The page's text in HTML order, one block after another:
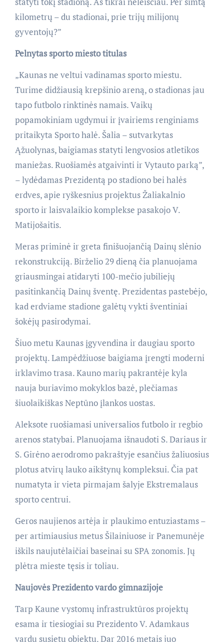
kilometrų – du stadionai, prie trijų milijonų
gyventojų?”
Pelnytas sporto miesto titulas
„Kaunas ne veltui vadinamas sporto miestu.
Turime didžiausią krepšinio areną, o stadionas jau
tapo futbolo rinktinės namais. Vaikų
popamokiniam ugdymui ir įvairiems renginiams
pritaikyta Sporto halė. Šalia – sutvarkytas
Ąžuolynas, baigiamas statyti lengvosios atletikos
maniežas. Ruošiamės atgaivinti ir Vytauto parką”,
– lydėdamas Prezidentą po stadiono bei halės
erdves, apie ryškesnius projektus Žaliakalnio
sporto ir laisvalaikio komplekse pasakojo V.
Matijošaitis.
Meras priminė ir greta finišuojančią Dainų slėnio
rekonstrukciją. Birželio 29 dieną čia planuojama
griausmingai atidaryti 100-mečio jubiliejų
pasitinkančią Dainų šventę. Prezidentas pastebėjo,
kad erdviame stadione galėtų vykti šventiniai
šokėjų pasirodymai.
Šiuo metu Kaunas įgyvendina ir daugiau sporto
projektų. Lampėdžiuose baigiama įrengti moderni
irklavimo trasa. Kauno marių pakrantėje kyla
nauja buriavimo mokyklos bazė, plečiamas
šiuolaikiškas Neptūno įlankos uostas.
Aleksote ruošiamasi universalios futbolo ir regbio
arenos statybai. Planuojama išnaudoti S. Dariaus ir
S. Girėno aerodromo pakraštyje esančius žaliuosius
plotus atvirų lauko aikštynų kompleksui. Čia pat
numatyta ir vieta pirmajam šalyje Ekstremalaus
sporto centrui.
Geros naujienos artėja ir plaukimo entuziastams –
per artimiausius metus Šilainiuose ir Panemunėje
iškils naujutėlaičiai baseinai su SPA zonomis. Jų
plėtra mieste tęsis ir toliau.
Naujovės Prezidento vardo gimnazijoje
Tarp Kaune vystomų infrastruktūros projektų
esama ir tiesiogiai su Prezidento V. Adamkaus
vardu susietų objektų. Dar 2016 metais juo